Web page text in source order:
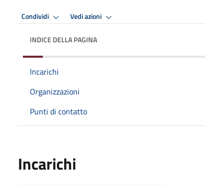
Condividi Vedi azioni
INDICE DELLA PAGINA
Incarichi
Organizzazioni
Punti di contatto
Incarichi